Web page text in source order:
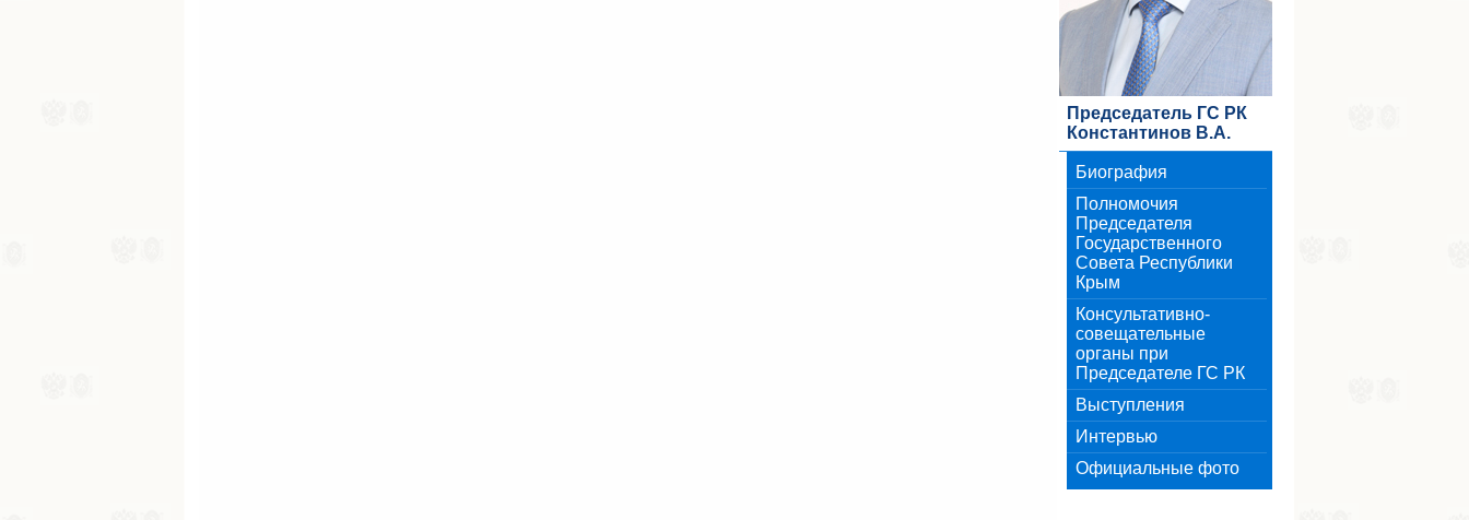
Председатель ГС РК
Константинов В.А.
Биография
Полномочия
Председателя
Государственного
Совета Республики
Крым
Консультативно-
совещательные
органы при
Председателе ГС РК
Выступления
Интервью
Официальные фото